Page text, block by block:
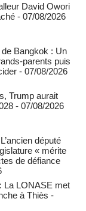
David Owori
- 07/08/2026
Bangkok : Un
parents puis
- 07/08/2026
Trump aurait
- 07/08/2026
député
« mérite
de défiance
La LONASE met
à Thiès -